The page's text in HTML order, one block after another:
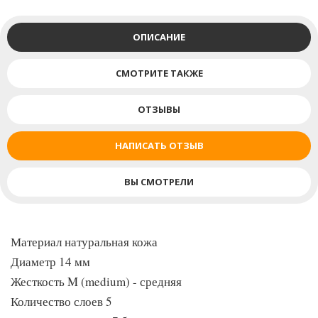
прочность, жесткость и устойчивость против образования
грибной шляпки, а также сохраняет эластичность и не
качество материалов контролируется на всех этапах
производства в процессе производства применяются
современные технологии и оборудование
ОПИСАНИЕ
СМОТРИТЕ ТАКЖЕ
ОТЗЫВЫ
НАПИСАТЬ ОТЗЫВ
ВЫ СМОТРЕЛИ
Материал натуральная кожа
Диаметр 14 мм
Жесткость M (medium) - средняя
Количество слоев 5